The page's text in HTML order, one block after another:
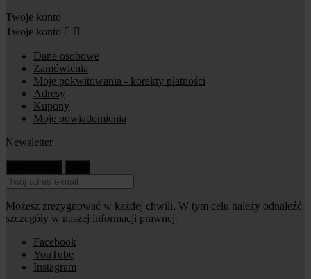
Twoje konto
Twoje konto  
Dane osobowe
Zamówienia
Moje pokwitowania - korekty płatności
Adresy
Kupony
Moje powiadomienia
Newsletter
Możesz zrezygnować w każdej chwili. W tym celu należy odnaleźć
szczegóły w naszej informacji prawnej.
Facebook
YouTube
Instagram